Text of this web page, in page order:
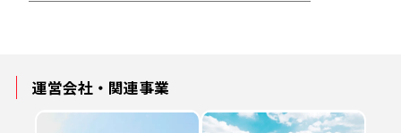
運営会社・ 関連事業